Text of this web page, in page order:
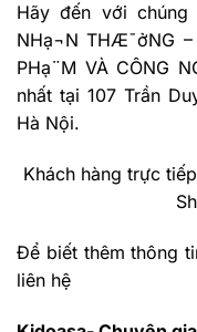
Hãy đến với
NHạ¬N THÆ¯ởNG –
PHạ¨M VÀ CÔNG
nhất tại 107 Trần
Hà Nội.
Khách hàng trực
Để biết thêm thông
liên hệ